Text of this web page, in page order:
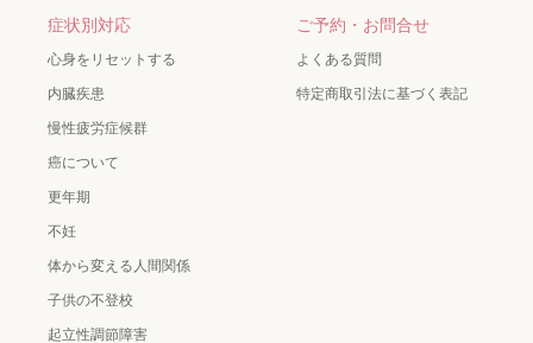
症状別対応
心身をリセットする
内臓疾患
慢性疲労症候群
癌について
更年期
不妊
体から変える人間関係
子供の不登校
起立性調節障害
ご予約・お問合せ
よくある質問
特定商取引法に基づく表記